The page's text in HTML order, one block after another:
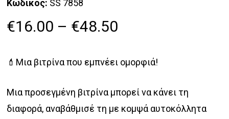
Κωδικός: SS 7858
€16.00 – €48.50
€16.00
through
€48.50
💄Μια βιτρίνα που εμπνέει ομορφιά!
Μια προσεγμένη βιτρίνα μπορεί να κάνει τη
διαφορά, αναβάθμισέ τη με κομψά αυτοκόλλητα